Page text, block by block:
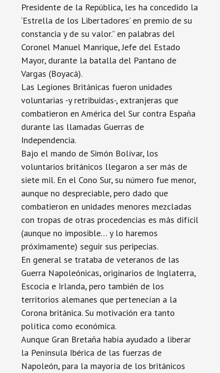
Presidente de la República, les ha concedido la
‘Estrella de los Libertadores’ en premio de su
constancia y de su valor.” en palabras del
Coronel Manuel Manrique, Jefe del Estado
Mayor, durante la batalla del Pantano de
Vargas (Boyacá).
Las Legiones Británicas fueron unidades
voluntarias -y retribuidas-, extranjeras que
combatieron en América del Sur contra España
durante las llamadas Guerras de
Independencia.
Bajo el mando de Simón Bolívar, los
voluntarios británicos llegaron a ser más de
siete mil. En el Cono Sur, su número fue menor,
aunque no despreciable, pero dado que
combatieron en unidades menores mezcladas
con tropas de otras procedencias es más difícil
(aunque no imposible… y lo haremos
próximamente) seguir sus peripecias.
En general se trataba de veteranos de las
Guerra Napoleónicas, originarios de Inglaterra,
Escocia e Irlanda, pero también de los
territorios alemanes que pertenecían a la
Corona británica. Su motivación era tanto
política como económica.
Aunque Gran Bretaña había ayudado a liberar
la Península Ibérica de las fuerzas de
Napoleón, para la mayoría de los británicos